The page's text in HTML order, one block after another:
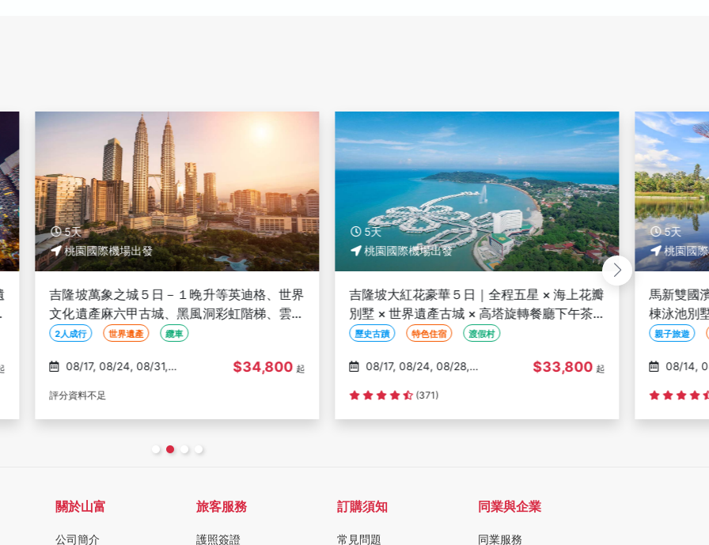
5天
桃園國際機場出發
吉隆坡萬象之城５日－１晚升等英迪格、世界
文化遺產麻六甲古城、黑風洞彩虹階梯、雲頂
天空娛樂城含纜車【２人成行含司機服務費】
2人成行 世界遺產 纜車
$34,800 起
評分資料不足
5天
桃園國際機場出發
吉隆坡大紅花豪華５日｜全程五星 × 海上花瓣
別墅 × 世界遺產古城 × 高塔旋轉餐廳下午茶 X
米其林推薦美食
歷史古蹟 特色住宿 渡假村
$33,800 起
(371)
5天
桃園國
馬新雙國
棟泳池別
霧林＋花
親子旅遊
關於山富
公司簡介
旅客服務
護照簽證
訂購須知
常見問題
同業與企業
同業服務